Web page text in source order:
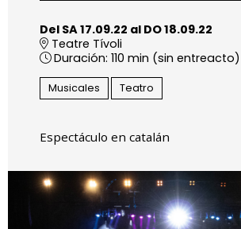
Del SA 17.09.22 al DO 18.09.22
Teatre Tívoli
Duración: 110 min (sin entreacto)
Musicales Teatro
Espectáculo en catalán